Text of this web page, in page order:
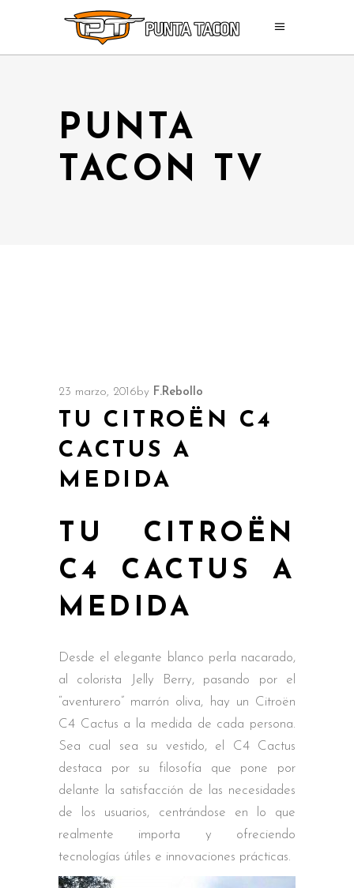
PUNTA
TACON TV
23 marzo, 2016by F.Rebollo
TU CITROËN C4
CACTUS A
MEDIDA
TU CITROËN
C4 CACTUS A
MEDIDA
Desde el elegante blanco perla nacarado,
al colorista Jelly Berry, pasando por el
“aventurero” marrón oliva, hay un Citroën
C4 Cactus a la medida de cada persona.
Sea cual sea su vestido, el C4 Cactus
destaca por su filosofía que pone por
delante la satisfacción de las necesidades
de los usuarios, centrándose en lo que
realmente importa y ofreciendo
tecnologías útiles e innovaciones prácticas.